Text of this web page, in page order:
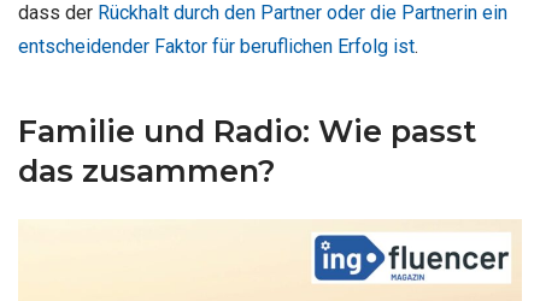
dass der Rückhalt durch den Partner oder die Partnerin ein
entscheidender Faktor für beruflichen Erfolg ist.
Familie und Radio: Wie passt
das zusammen?